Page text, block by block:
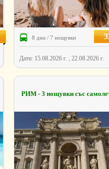
8 дни / 7 нощувки
Дати: 15.08.2026 г. , 22.08.2026 г.
РИМ - 3 нощувки със